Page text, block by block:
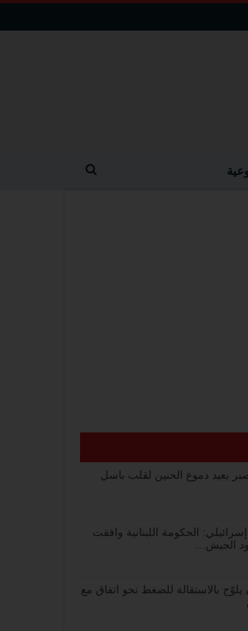
يعيد دموع الحنين لقلب باسل
الحكومة اللبنانية وافقت
الجيش…
يلوّح بالاستقالة للضغط نحو اتفاق مع